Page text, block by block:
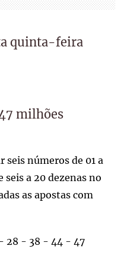
quinta-feira
milhões
números de 01 a
a 20 dezenas no
as apostas com
28 - 38 - 44 - 47